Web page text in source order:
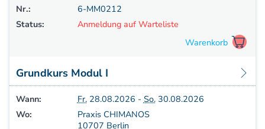
Nr.:
6-MM0212
Status:
Anmeldung auf Warteliste
Grundkurs Modul I
Wann: Fr.28.08.2026 - So.30.08.2026
Wo:
Praxis CHIMANOS
10707 Berlin